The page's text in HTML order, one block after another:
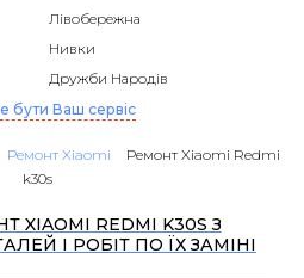
Лівобережна
Нивки
Дружби Народів
бути Ваш сервіс
Ремонт Xiaomi
Ремонт Xiaomi Redmi
k30s
REDMI K30S З
І РОБІТ ПО ЇХ ЗАМІНІ